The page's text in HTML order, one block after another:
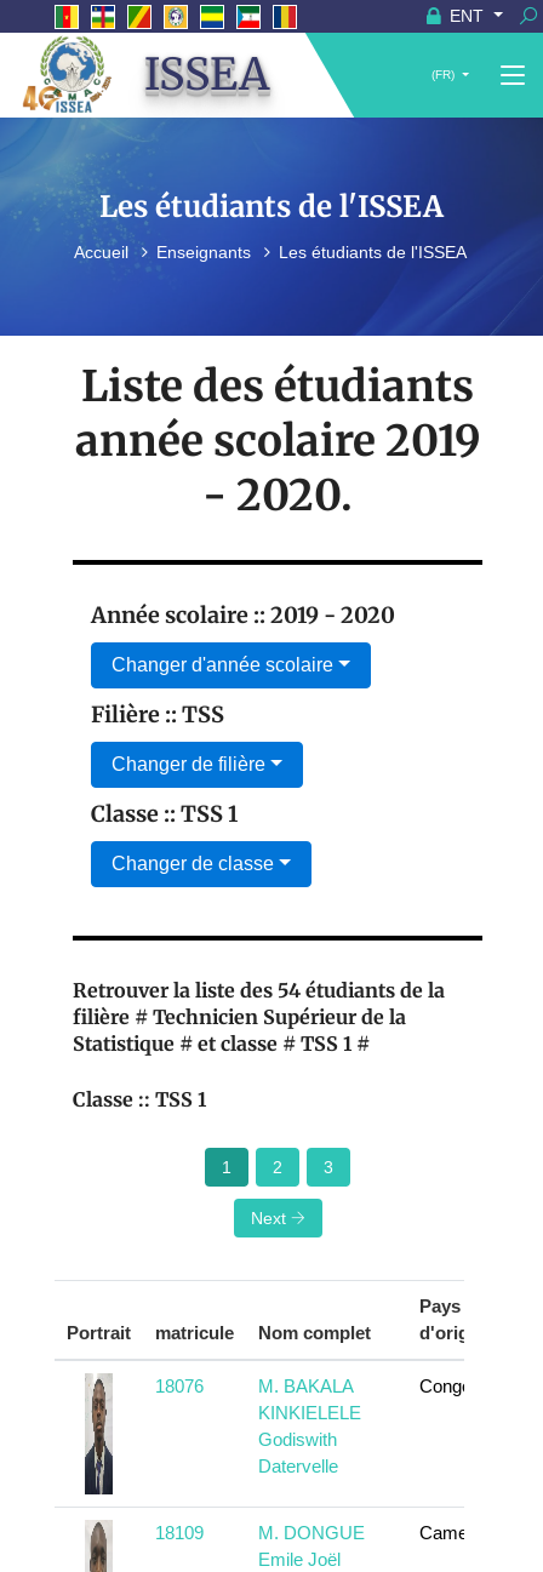
ENT
ISSEA (FR)
Les étudiants de l'ISSEA
Accueil Enseignants Les étudiants de l'ISSEA
Liste des étudiants
année scolaire 2019
- 2020.
Année scolaire :: 2019 - 2020
Changer d'année scolaire
Filière :: TSS
Changer de filière
Classe :: TSS 1
Changer de classe
Retrouver la liste des 54 étudiants de la
filière # Technicien Supérieur de la
Statistique # et classe # TSS 1 #
Classe :: TSS 1
1 2 3
Next
Portrait matricule Nom complet
Pays
d'origine
18076
M. BAKALA
KINKIELELE
Godiswith
Datervelle
Congo
18109
M. DONGUE
Emile Joël
Cameroun